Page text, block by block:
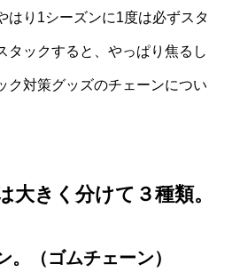
はり1シーズンに1度は必ずスタ
タックすると、やっぱり焦るし
ク対策グッズのチェーンについ
大きく分けて３種類。
（ゴムチェーン）